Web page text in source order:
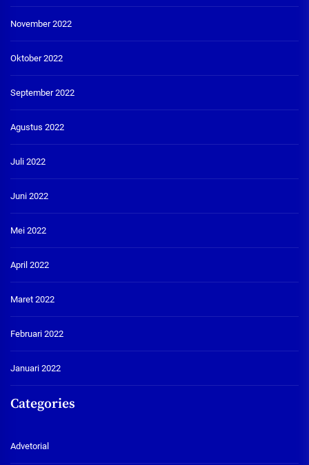
November 2022
Oktober 2022
September 2022
Agustus 2022
Juli 2022
Juni 2022
Mei 2022
April 2022
Maret 2022
Februari 2022
Januari 2022
Categories
Advetorial